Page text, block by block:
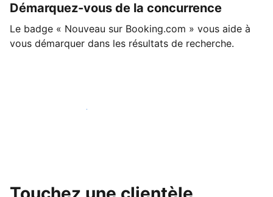
Démarquez-vous de la concurrence
Le badge « Nouveau sur Booking.com » vous aide à
vous démarquer dans les résultats de recherche.
Lancez-vous dès aujourd'hui